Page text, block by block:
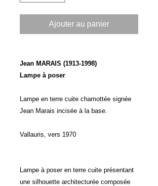
Ajouter au panier
Jean MARAIS (1913-1998)
Lampe à poser
Lampe en terre cuite chamottée signée
Jean Marais incisée à la base.
Vallauris, vers 1970
Lampe à poser en terre cuite présentant
une silhouette architecturée composée